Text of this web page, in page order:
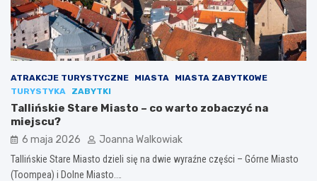
ATRAKCJE TURYSTYCZNE MIASTA
MIASTA ZABYTKOWE
TURYSTYKA
ZABYTKI
Tallińskie Stare Miasto – co warto zobaczyć na
miejscu?
6 maja 2026 Joanna Walkowiak
Tallińskie Stare Miasto dzieli się na dwie wyraźne części – Górne Miasto
(Toompea) i Dolne Miasto.…